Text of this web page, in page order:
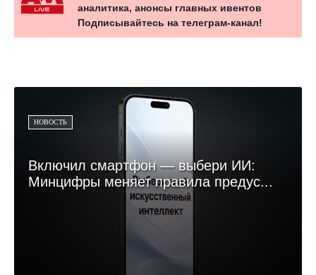
аналитика, анонсы главных ивентов
Подписывайтесь на телеграм-канал!
НОВОСТЬ
Включил смартфон — выбери ИИ:
Минцифры меняет правила предус...